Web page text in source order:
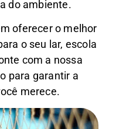
do ambiente.
oferecer o melhor
o seu lar, escola
com a nossa
para garantir a
merece.